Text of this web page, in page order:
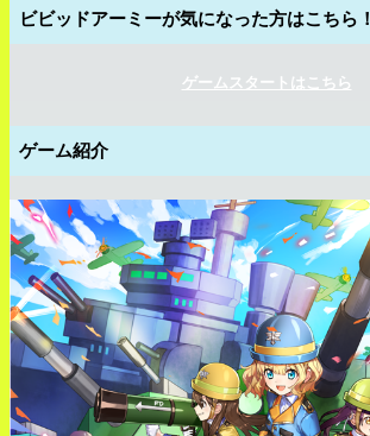
ビビッドアーミーが気になった方はこちら！
ゲームスタートはこちら
ゲーム紹介